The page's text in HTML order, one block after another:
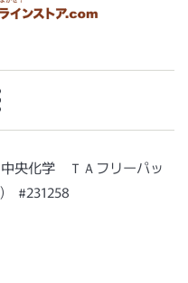
中央化学 ＴＡフリーパッ
#231258